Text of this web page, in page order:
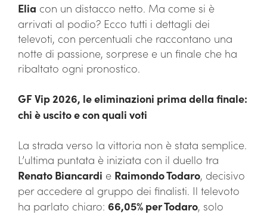
Elia con un distacco netto. Ma come si è
arrivati al podio? Ecco tutti i dettagli dei
televoti, con percentuali che raccontano una
notte di passione, sorprese e un finale che ha
ribaltato ogni pronostico.
GF Vip 2026, le eliminazioni prima della finale:
chi è uscito e con quali voti
La strada verso la vittoria non è stata semplice.
L’ultima puntata è iniziata con il duello tra
Renato Biancardi e Raimondo Todaro, decisivo
per accedere al gruppo dei finalisti. Il televoto
ha parlato chiaro: 66,05% per Todaro, solo